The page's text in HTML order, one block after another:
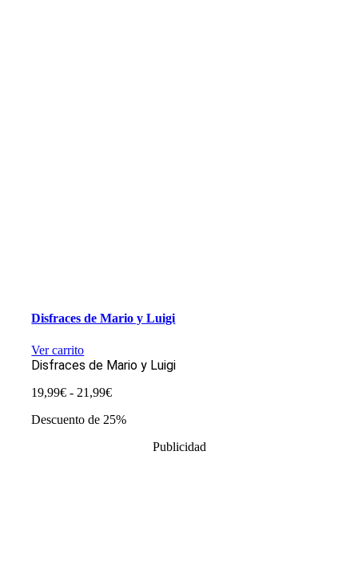
Disfraces de Mario y Luigi
Ver carrito
Disfraces de Mario y Luigi
19,99€ - 21,99€Rango
precios:
Descuento de 25%
Publicidad